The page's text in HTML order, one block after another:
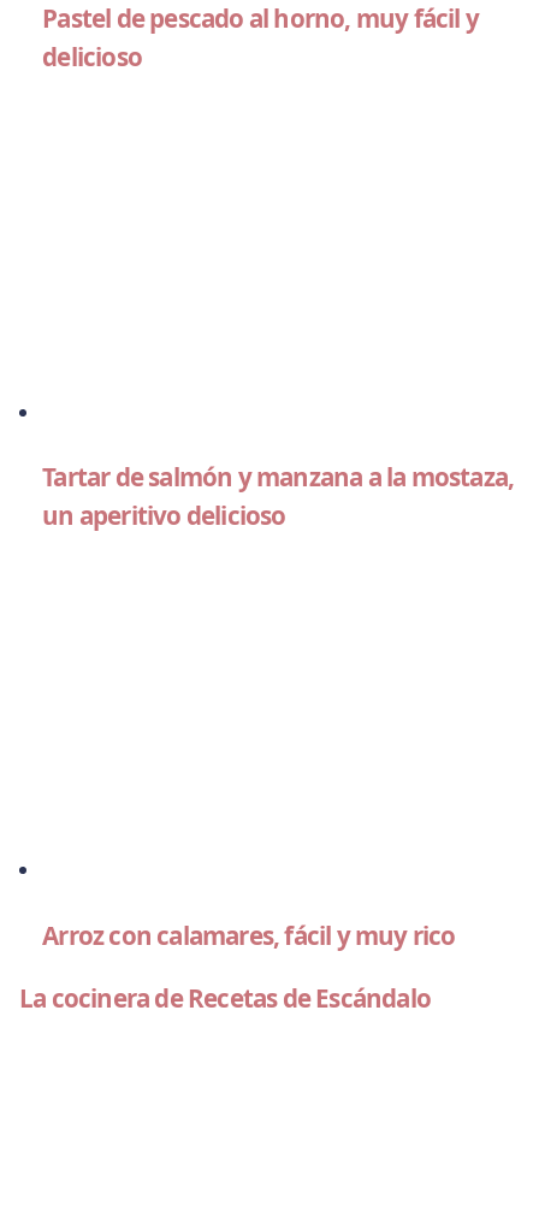
Pastel de pescado al horno, muy fácil y
delicioso
Tartar de salmón y manzana a la mostaza,
un aperitivo delicioso
Arroz con calamares, fácil y muy rico
La cocinera de Recetas de Escándalo